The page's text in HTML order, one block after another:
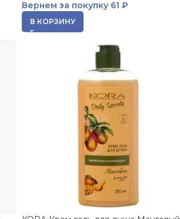
Вернем за покупку 61 ₽
В КОРЗИНУ